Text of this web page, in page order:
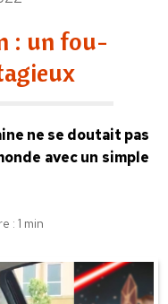
: un fou-
ne se doutait pas
avec un simple
: 1 min